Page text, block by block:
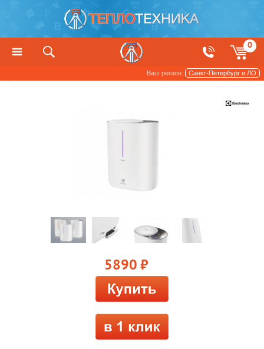
0
Ваш регион: Санкт-Петербург и ЛО
Увлажнители и очистители воздуха
5890 руб.